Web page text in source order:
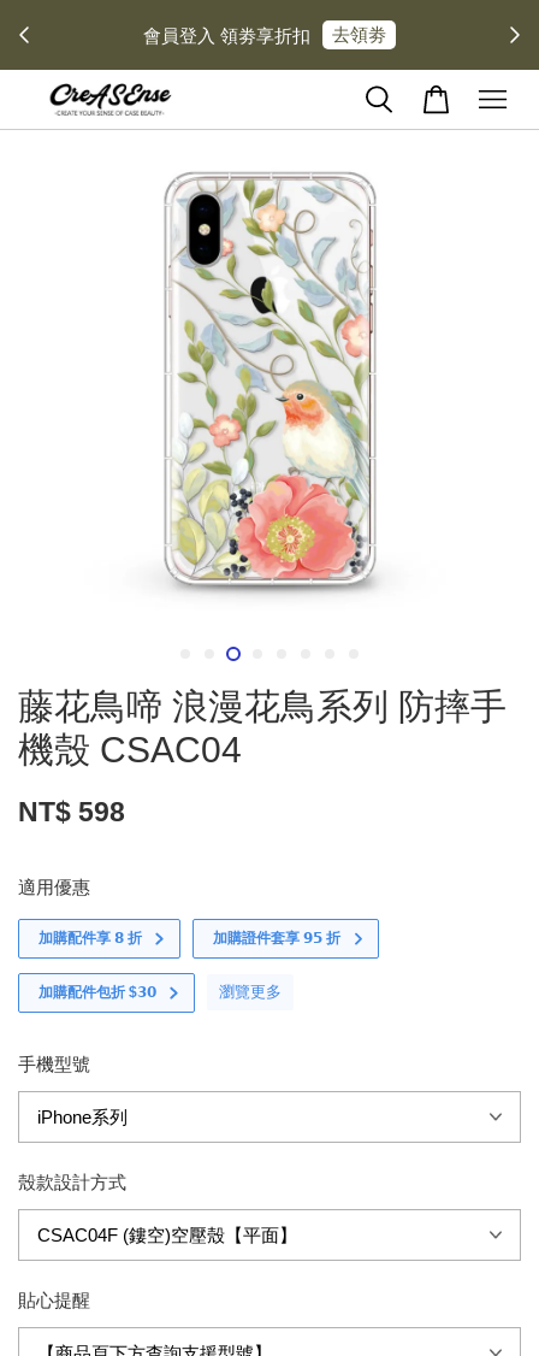
會員登入 領劵享折扣 去領劵
藤花鳥啼 浪漫花鳥系列 防摔手
機殼 CSAC04
NT$ 598
適用優惠
加購配件享 𝟴 折 加購證件套享 𝟵𝟱 折
加購配件包折 $𝟯𝟬 瀏覽更多
手機型號
殼款設計方式
貼心提醒